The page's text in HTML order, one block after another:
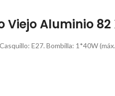
Aluminio 82
E27. Bombilla: 1*40W